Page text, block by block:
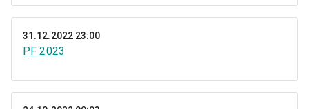
31.12.2022 23:00
PF 2023